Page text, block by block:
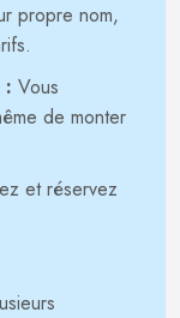
propre nom,
: Vous
de monter
et réservez